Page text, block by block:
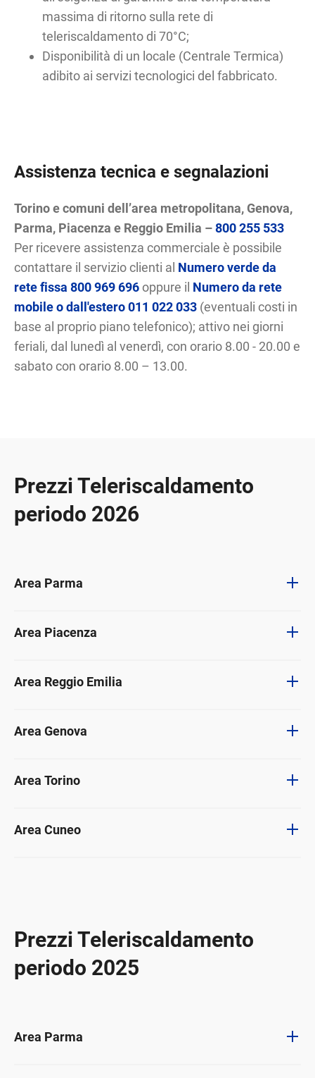
massima di ritorno sulla rete di
teleriscaldamento di 70°C;
Disponibilità di un locale (Centrale Termica)
adibito ai servizi tecnologici del fabbricato.
Assistenza tecnica e segnalazioni
Torino e comuni dell’area metropolitana, Genova,
Parma, Piacenza e Reggio Emilia –800 255 533
Per ricevere assistenza commerciale è possibile
contattare il servizio clienti al Numero verde da
rete fissa 800 969 696oppure il Numero da rete
mobile o dall'estero 011 022 033 (eventuali costi in
base al proprio piano telefonico); attivo nei giorni
feriali, dal lunedì al venerdì, con orario 8.00 - 20.00 e
sabato con orario 8.00 – 13.00.
Prezzi Teleriscaldamento
periodo 2026
Area Parma
Area Piacenza
Area Reggio Emilia
Area Genova
Area Torino
Area Cuneo
Prezzi Teleriscaldamento
periodo 2025
Area Parma